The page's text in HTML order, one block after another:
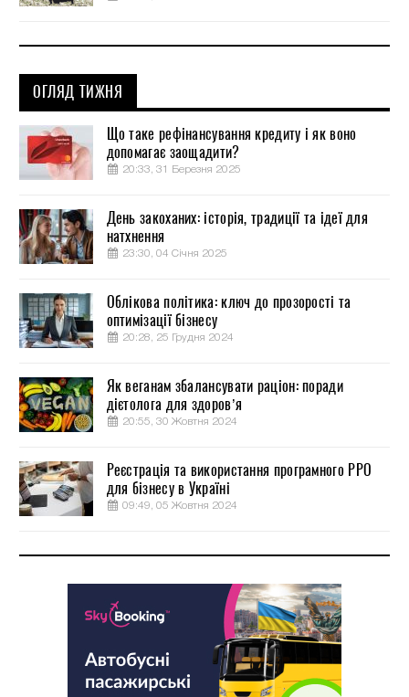
ОГЛЯД ТИЖНЯ
Що таке рефінансування кредиту і як воно
допомагає заощадити?
20:33, 31 Березня 2025
День закоханих: історія, традиції та ідеї для
натхнення
23:30, 04 Січня 2025
Облікова політика: ключ до прозорості та
оптимізації бізнесу
20:28, 25 Грудня 2024
Як веганам збалансувати раціон: поради
дієтолога для здоров’я
20:55, 30 Жовтня 2024
Реєстрація та використання програмного РРО
для бізнесу в Україні
09:49, 05 Жовтня 2024